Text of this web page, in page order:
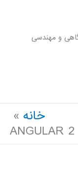
و مهندسی
خانه